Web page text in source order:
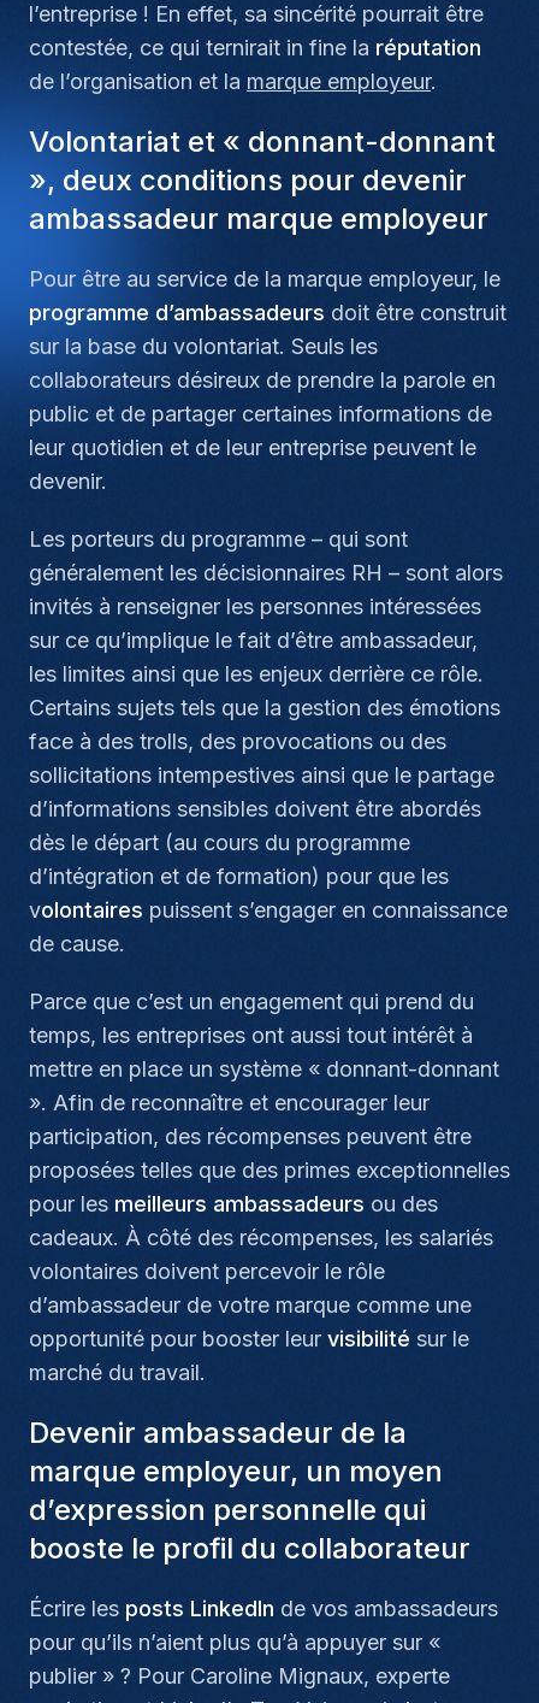
l’entreprise ! En effet, sa sincérité pourrait être
contestée, ce qui ternirait in fine la réputation
de l’organisation et la marque employeur.
Volontariat et « donnant-donnant
», deux conditions pour devenir
ambassadeur marque employeur
Pour être au service de la marque employeur, le
programme d’ambassadeurs doit être construit
sur la base du volontariat. Seuls les
collaborateurs désireux de prendre la parole en
public et de partager certaines informations de
leur quotidien et de leur entreprise peuvent le
devenir.
Les porteurs du programme – qui sont
généralement les décisionnaires RH – sont alors
invités à renseigner les personnes intéressées
sur ce qu’implique le fait d’être ambassadeur,
les limites ainsi que les enjeux derrière ce rôle.
Certains sujets tels que la gestion des émotions
face à des trolls, des provocations ou des
sollicitations intempestives ainsi que le partage
d’informations sensibles doivent être abordés
dès le départ (au cours du programme
d’intégration et de formation) pour que les
volontaires puissent s’engager en connaissance
de cause.
Parce que c’est un engagement qui prend du
temps, les entreprises ont aussi tout intérêt à
mettre en place un système « donnant-donnant
». Afin de reconnaître et encourager leur
participation, des récompenses peuvent être
proposées telles que des primes exceptionnelles
pour les meilleurs ambassadeurs ou des
cadeaux. À côté des récompenses, les salariés
volontaires doivent percevoir le rôle
d’ambassadeur de votre marque comme une
opportunité pour booster leur visibilité sur le
marché du travail.
Devenir ambassadeur de la
marque employeur, un moyen
d’expression personnelle qui
booste le profil du collaborateur
Écrire les posts LinkedIn de vos ambassadeurs
pour qu’ils n’aient plus qu’à appuyer sur «
publier » ? Pour Caroline Mignaux, experte